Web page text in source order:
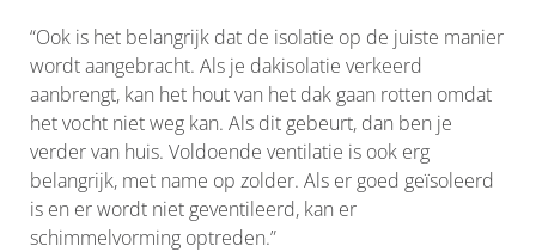
“Ook is het belangrijk dat de isolatie op de juiste manier
wordt aangebracht. Als je dakisolatie verkeerd
aanbrengt, kan het hout van het dak gaan rotten omdat
het vocht niet weg kan. Als dit gebeurt, dan ben je
verder van huis. Voldoende ventilatie is ook erg
belangrijk, met name op zolder. Als er goed geïsoleerd
is en er wordt niet geventileerd, kan er
schimmelvorming optreden.”